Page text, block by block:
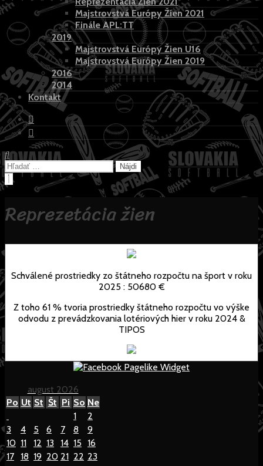
Majstrovstvá Európy Žien 2021
Finále APL:TT
2019
Majstrovstvá Európy Žien U16
Majstrovstvá Európy Žien 2019
2016
2014
Kontakt
Hľadať:
Hľadať:
Close
Search
Reprezetácia žien
Schválené prostriedky zo štátneho rozpočtu na šport v roku
2025 : 50680 €
Z toho 61 % tvoria prostriedky štátneho rozpočtu vo výške
odvodu z prevádzkovania lotériových hier v roku 2024 &
TIPOS
august 2026
Po Ut St Št Pi So Ne
1
2
3
4 5 6 7 8
9
10 11 12 13 14 15 16
17 18 19 20 21 22 23